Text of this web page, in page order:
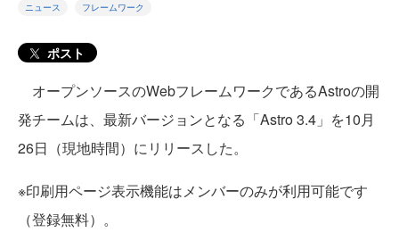
ニュース フレームワーク
ポスト
オープンソースのWebフレームワークであるAstroの開
発チームは、最新バージョンとなる「Astro 3.4」を10月
26日（現地時間）にリリースした。
※印刷用ページ表示機能はメンバーのみが利用可能です
（登録無料）。